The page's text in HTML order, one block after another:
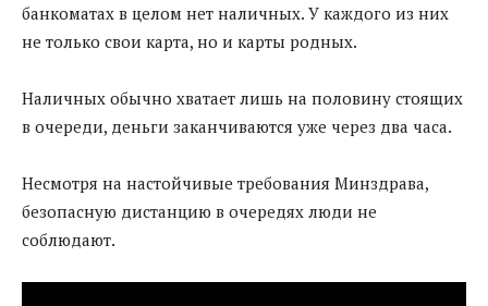
банкоматах в целом нет наличных. У каждого из них
не только свои карта, но и карты родных.
Наличных обычно хватает лишь на половину стоящих
в очереди, деньги заканчиваются уже через два часа.
Несмотря на настойчивые требования Минздрава,
безопасную дистанцию в очередях люди не
соблюдают.